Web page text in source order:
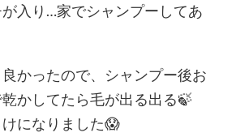
入り…家でシャンプーしてあ
かったので、シャンプー後お
かしてたら毛が出る出る🍃
になりました😱